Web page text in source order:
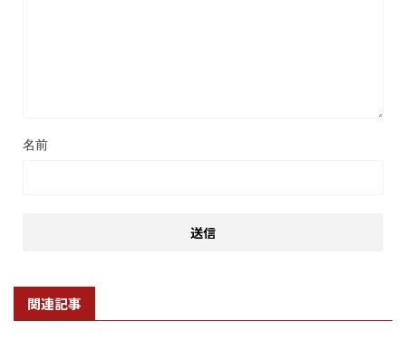
名前
関連記事